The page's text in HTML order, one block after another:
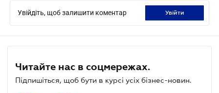
Увійдіть, щоб залишити коментар увійти
Читайте нас в соцмережах.
Підпишіться, щоб бути в курсі усіх бізнес-новин.